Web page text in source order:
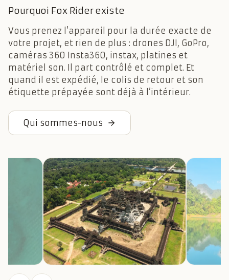
Pourquoi Fox Rider existe
Vous prenez l’appareil pour la durée exacte de
votre projet, et rien de plus : drones DJI, GoPro,
caméras 360 Insta360, instax, platines et
matériel son. Il part contrôlé et complet. Et
quand il est expédié, le colis de retour et son
étiquette prépayée sont déjà à l’intérieur.
Qui sommes-nous